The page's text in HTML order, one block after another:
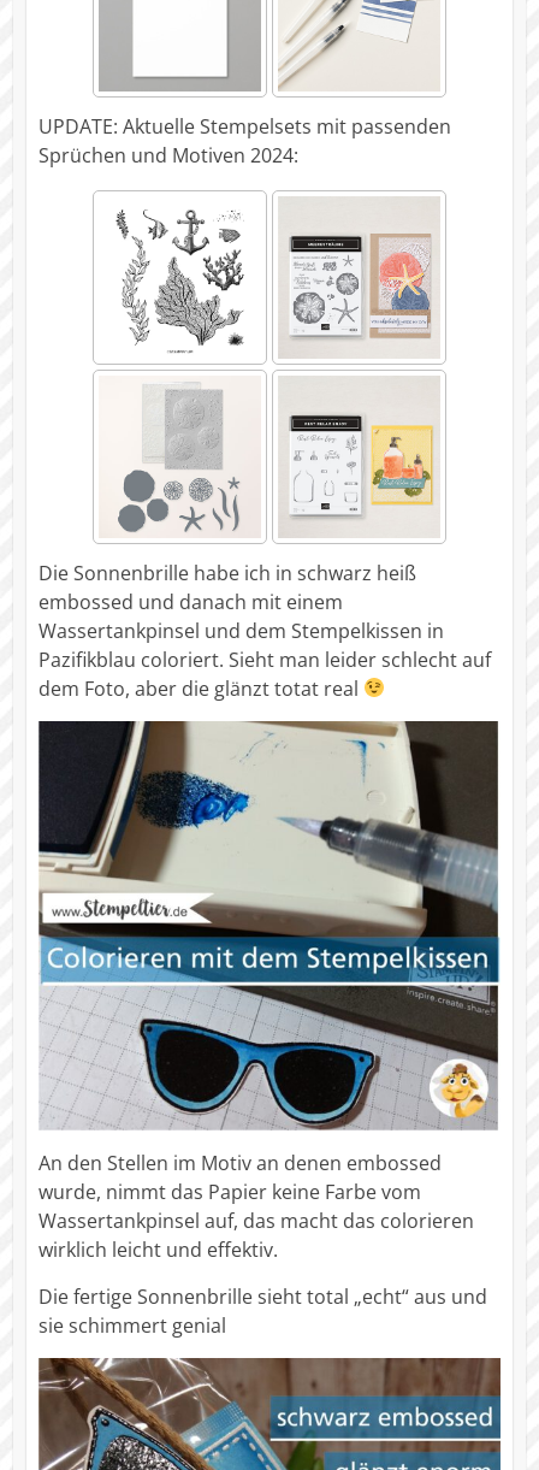
UPDATE: Aktuelle Stempelsets mit passenden
Sprüchen und Motiven 2024:
Die Sonnenbrille habe ich in schwarz heiß
embossed und danach mit einem
Wassertankpinsel und dem Stempelkissen in
Pazifikblau coloriert. Sieht man leider schlecht auf
dem Foto, aber die glänzt totat real
An den Stellen im Motiv an denen embossed
wurde, nimmt das Papier keine Farbe vom
Wassertankpinsel auf, das macht das colorieren
wirklich leicht und effektiv.
Die fertige Sonnenbrille sieht total „echt“ aus und
sie schimmert genial